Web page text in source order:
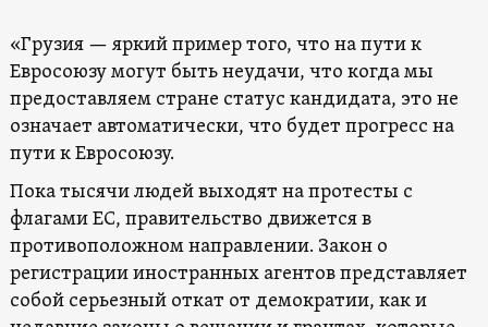
«Грузия — яркий пример того, что на пути к
Евросоюзу могут быть неудачи, что когда мы
предоставляем стране статус кандидата, это не
означает автоматически, что будет прогресс на
пути к Евросоюзу.
Пока тысячи людей выходят на протесты с
флагами ЕС, правительство движется в
противоположном направлении. Закон о
регистрации иностранных агентов представляет
собой серьезный откат от демократии, как и